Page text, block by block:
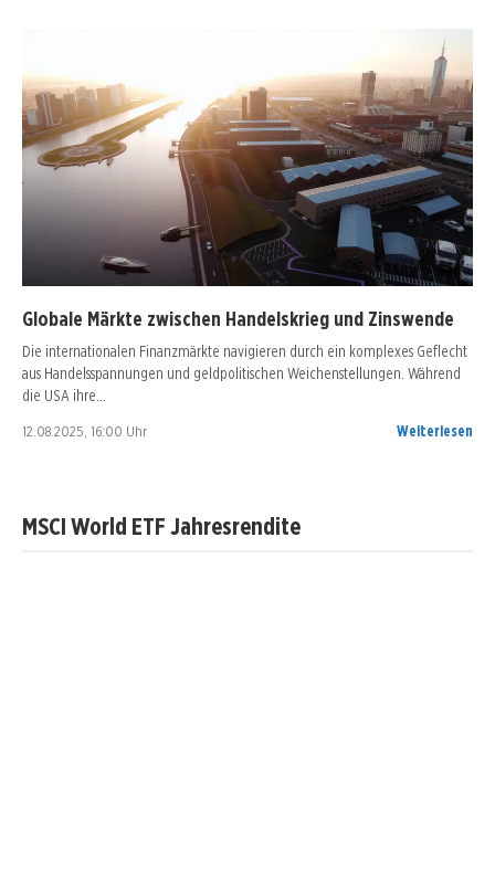
Globale Märkte zwischen Handelskrieg und Zinswende
Die internationalen Finanzmärkte navigieren durch ein komplexes Geflecht
aus Handelsspannungen und geldpolitischen Weichenstellungen. Während
die USA ihre…
12.08.2025, 16:00 Uhr Weiterlesen
MSCI World ETF Jahresrendite